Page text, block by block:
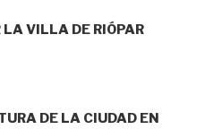
LA VILLA DE RIÓPAR
DE LA CIUDAD EN